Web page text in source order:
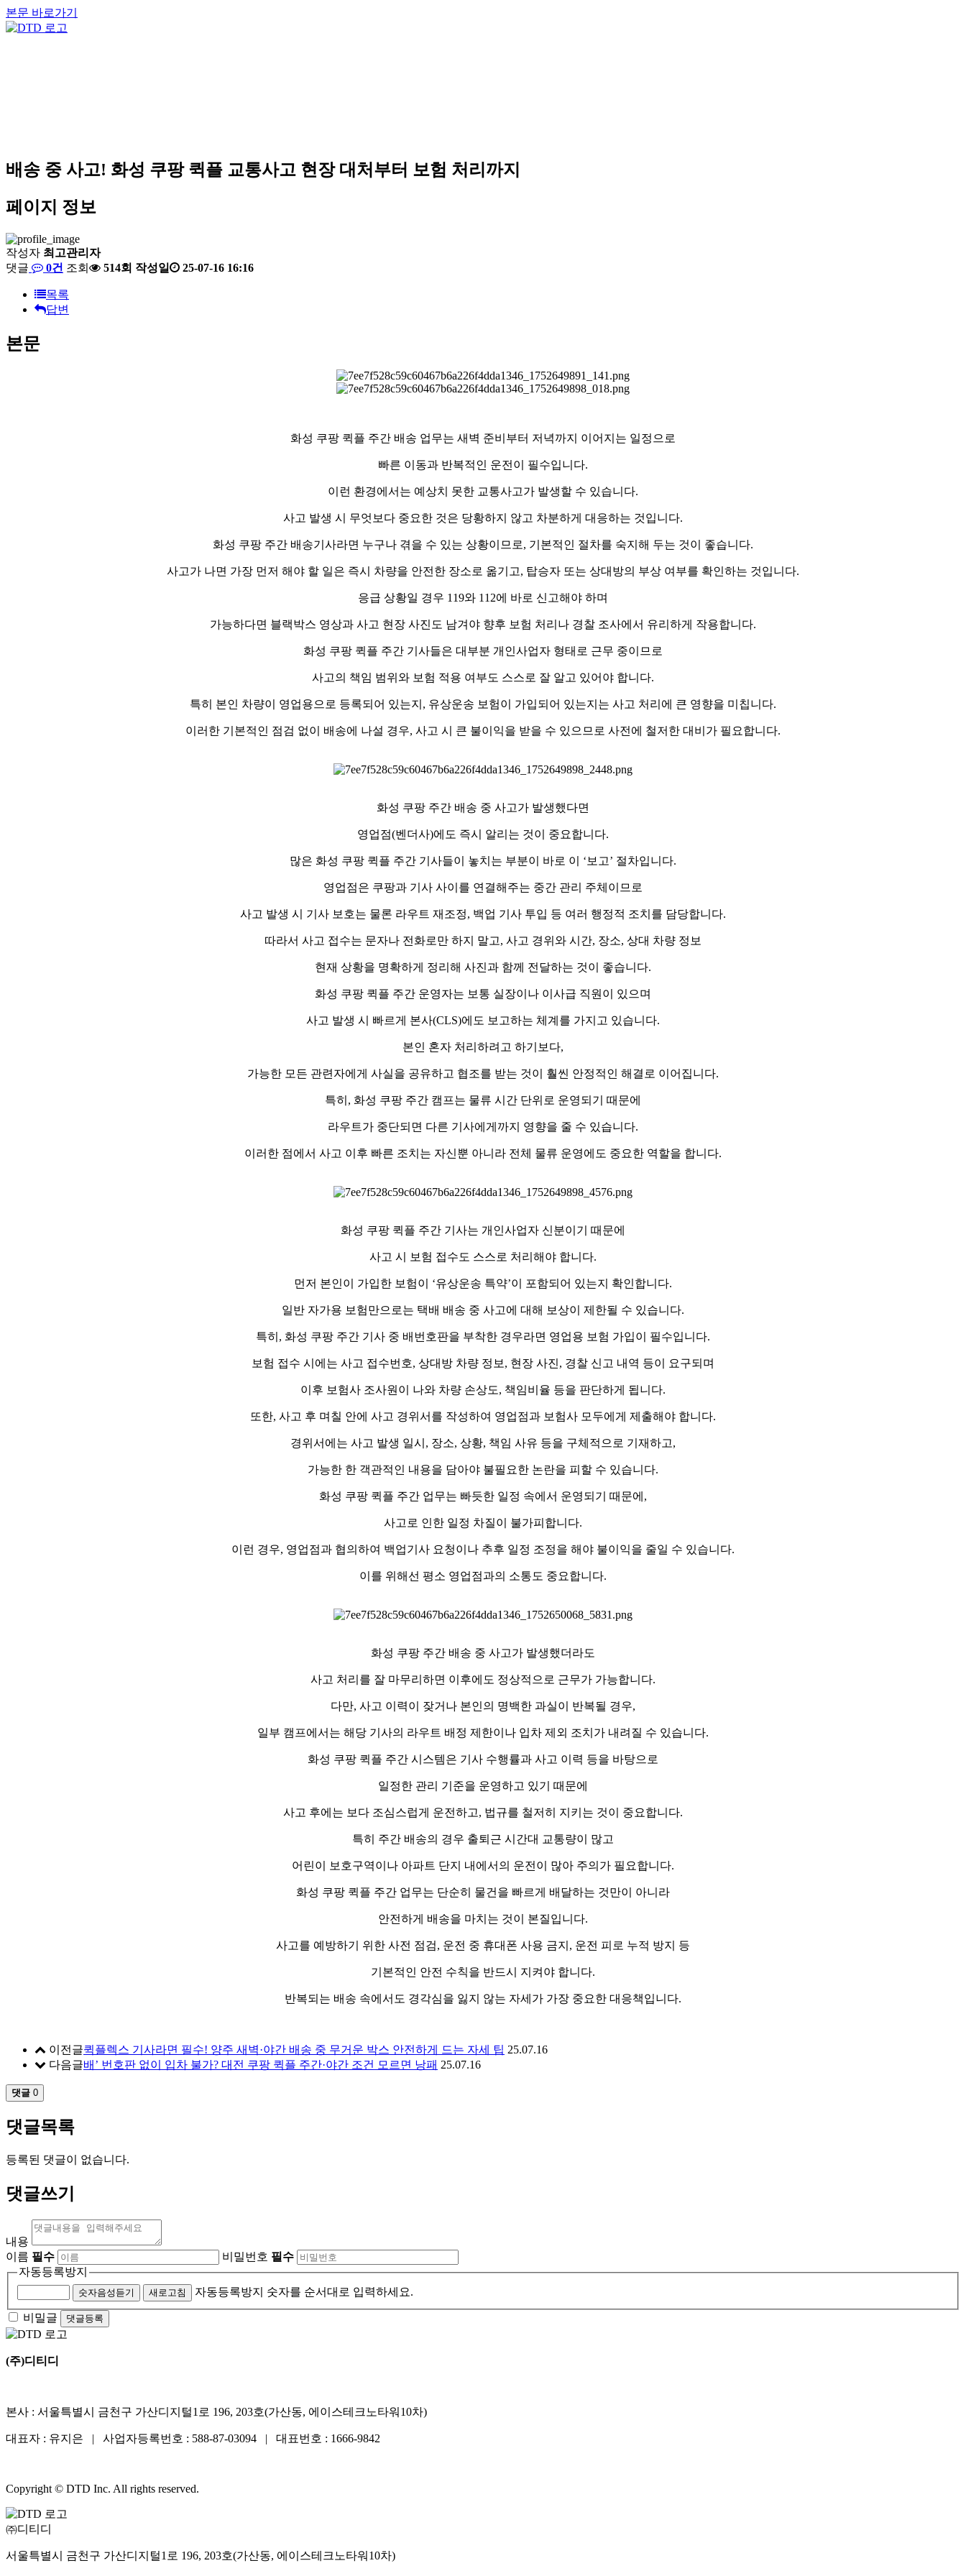
본문 바로가기
배송 중 사고! 화성 쿠팡 퀵플 교통사고 현장 대처부터 보험 처리까지
페이지 정보
작성자 최고관리자
댓글
0건 조회 514회 작성일 25-07-16 16:16
목록
답변
본문
화성 쿠팡 퀵플 주간 배송 업무는 새벽 준비부터 저녁까지 이어지는 일정으로
빠른 이동과 반복적인 운전이 필수입니다.
이런 환경에서는 예상치 못한 교통사고가 발생할 수 있습니다.
사고 발생 시 무엇보다 중요한 것은 당황하지 않고 차분하게 대응하는 것입니다.
화성 쿠팡 주간 배송기사라면 누구나 겪을 수 있는 상황이므로, 기본적인 절차를 숙지해 두는 것이 좋습니다.
사고가 나면 가장 먼저 해야 할 일은 즉시 차량을 안전한 장소로 옮기고, 탑승자 또는 상대방의 부상 여부를 확인하는 것입니다.
응급 상황일 경우 119와 112에 바로 신고해야 하며
가능하다면 블랙박스 영상과 사고 현장 사진도 남겨야 향후 보험 처리나 경찰 조사에서 유리하게 작용합니다.
화성 쿠팡 퀵플 주간 기사들은 대부분 개인사업자 형태로 근무 중이므로
사고의 책임 범위와 보험 적용 여부도 스스로 잘 알고 있어야 합니다.
특히 본인 차량이 영업용으로 등록되어 있는지, 유상운송 보험이 가입되어 있는지는 사고 처리에 큰 영향을 미칩니다.
이러한 기본적인 점검 없이 배송에 나설 경우, 사고 시 큰 불이익을 받을 수 있으므로 사전에 철저한 대비가 필요합니다.
화성 쿠팡 주간 배송 중 사고가 발생했다면
영업점(벤더사)에도 즉시 알리는 것이 중요합니다.
많은 화성 쿠팡 퀵플 주간 기사들이 놓치는 부분이 바로 이 ‘보고’ 절차입니다.
영업점은 쿠팡과 기사 사이를 연결해주는 중간 관리 주체이므로
사고 발생 시 기사 보호는 물론 라우트 재조정, 백업 기사 투입 등 여러 행정적 조치를 담당합니다.
따라서 사고 접수는 문자나 전화로만 하지 말고, 사고 경위와 시간, 장소, 상대 차량 정보
현재 상황을 명확하게 정리해 사진과 함께 전달하는 것이 좋습니다.
화성 쿠팡 퀵플 주간 운영자는 보통 실장이나 이사급 직원이 있으며
사고 발생 시 빠르게 본사(CLS)에도 보고하는 체계를 가지고 있습니다.
본인 혼자 처리하려고 하기보다,
가능한 모든 관련자에게 사실을 공유하고 협조를 받는 것이 훨씬 안정적인 해결로 이어집니다.
특히, 화성 쿠팡 주간 캠프는 물류 시간 단위로 운영되기 때문에
라우트가 중단되면 다른 기사에게까지 영향을 줄 수 있습니다.
이러한 점에서 사고 이후 빠른 조치는 자신뿐 아니라 전체 물류 운영에도 중요한 역할을 합니다.
화성 쿠팡 퀵플 주간 기사는 개인사업자 신분이기 때문에
사고 시 보험 접수도 스스로 처리해야 합니다.
먼저 본인이 가입한 보험이 ‘유상운송 특약’이 포함되어 있는지 확인합니다.
일반 자가용 보험만으로는 택배 배송 중 사고에 대해 보상이 제한될 수 있습니다.
특히, 화성 쿠팡 주간 기사 중 배번호판을 부착한 경우라면 영업용 보험 가입이 필수입니다.
보험 접수 시에는 사고 접수번호, 상대방 차량 정보, 현장 사진, 경찰 신고 내역 등이 요구되며
이후 보험사 조사원이 나와 차량 손상도, 책임비율 등을 판단하게 됩니다.
또한, 사고 후 며칠 안에 사고 경위서를 작성하여 영업점과 보험사 모두에게 제출해야 합니다.
경위서에는 사고 발생 일시, 장소, 상황, 책임 사유 등을 구체적으로 기재하고,
가능한 한 객관적인 내용을 담아야 불필요한 논란을 피할 수 있습니다.
화성 쿠팡 퀵플 주간 업무는 빠듯한 일정 속에서 운영되기 때문에,
사고로 인한 일정 차질이 불가피합니다.
이런 경우, 영업점과 협의하여 백업기사 요청이나 추후 일정 조정을 해야 불이익을 줄일 수 있습니다.
이를 위해선 평소 영업점과의 소통도 중요합니다.
화성 쿠팡 주간 배송 중 사고가 발생했더라도
사고 처리를 잘 마무리하면 이후에도 정상적으로 근무가 가능합니다.
다만, 사고 이력이 잦거나 본인의 명백한 과실이 반복될 경우,
일부 캠프에서는 해당 기사의 라우트 배정 제한이나 입차 제외 조치가 내려질 수 있습니다.
화성 쿠팡 퀵플 주간 시스템은 기사 수행률과 사고 이력 등을 바탕으로
일정한 관리 기준을 운영하고 있기 때문에
사고 후에는 보다 조심스럽게 운전하고, 법규를 철저히 지키는 것이 중요합니다.
특히 주간 배송의 경우 출퇴근 시간대 교통량이 많고
어린이 보호구역이나 아파트 단지 내에서의 운전이 많아 주의가 필요합니다.
화성 쿠팡 퀵플 주간 업무는 단순히 물건을 빠르게 배달하는 것만이 아니라
안전하게 배송을 마치는 것이 본질입니다.
사고를 예방하기 위한 사전 점검, 운전 중 휴대폰 사용 금지, 운전 피로 누적 방지 등
기본적인 안전 수칙을 반드시 지켜야 합니다.
반복되는 배송 속에서도 경각심을 잃지 않는 자세가 가장 중요한 대응책입니다.
이전글퀵플렉스 기사라면 필수! 양주 새벽·야간 배송 중 무거운 박스 안전하게 드는 자세 팁 25.07.16
다음글배’ 번호판 없이 입차 불가? 대전 쿠팡 퀵플 주간·야간 조건 모르면 낭패 25.07.16
댓글 0
댓글목록
등록된 댓글이 없습니다.
댓글쓰기
내용
이름 필수 비밀번호 필수
자동등록방지
숫자음성듣기 새로고침 자동등록방지 숫자를 순서대로 입력하세요.
비밀글 댓글등록
(주)디티디
본사 : 서울특별시 금천구 가산디지털1로 196, 203호(가산동, 에이스테크노타워10차)
대표자 : 유지은 | 사업자등록번호 : 588-87-03094 | 대표번호 : 1666-9842
Copyright © DTD Inc. All rights reserved.
㈜디티디
서울특별시 금천구 가산디지털1로 196, 203호(가산동, 에이스테크노타워10차)